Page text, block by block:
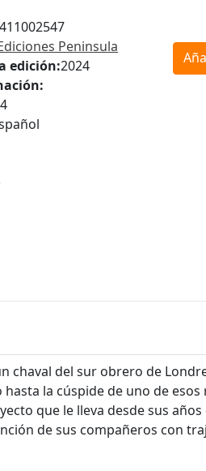
Peninsula
edición:2024
chaval del sur obrero de
la cúspide de uno de esos
que le lleva desde sus
de sus compañeros con